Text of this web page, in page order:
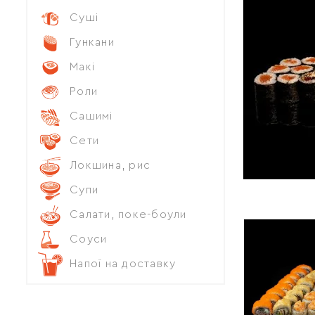
Суші
Гункани
Макі
Роли
Сашимі
Сети
Локшина, рис
Супи
Салати, поке-боули
Соуси
Напої на доставку